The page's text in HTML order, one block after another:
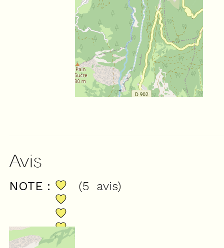
Avis
NOTE : (5 avis)